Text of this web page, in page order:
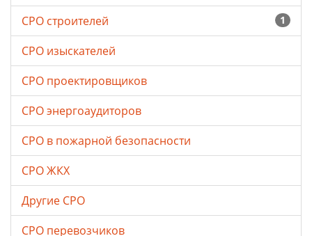
1
СРО строителей
СРО изыскателей
СРО проектировщиков
СРО энергоаудиторов
СРО в пожарной безопасности
СРО ЖКХ
Другие СРО
СРО перевозчиков